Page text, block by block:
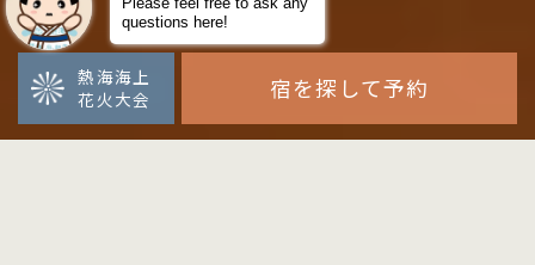
熱海海上
花火大会
宿を探して予約